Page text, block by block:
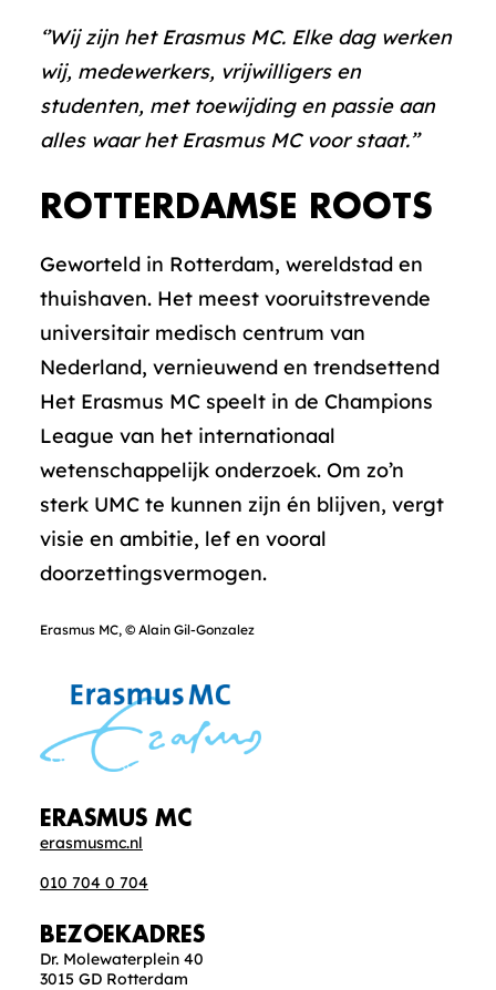
ERASMUS MC
erasmusmc.nl
010 704 0 704
BEZOEKADRES
Dr. Molewaterplein 40
3015 GD Rotterdam
‘’Wij zijn het Erasmus MC. Elke dag werken
wij, medewerkers, vrijwilligers en
studenten, met toewijding en passie aan
alles waar het Erasmus MC voor staat.’’
ROTTERDAMSE ROOTS
Geworteld in Rotterdam, wereldstad en
thuishaven. Het meest vooruitstrevende
universitair medisch centrum van
Nederland, vernieuwend en trendsettend
Het Erasmus MC speelt in de Champions
League van het internationaal
wetenschappelijk onderzoek. Om zo’n
sterk UMC te kunnen zijn én blijven, vergt
visie en ambitie, lef en vooral
doorzettingsvermogen.
Erasmus MC, © Alain Gil-Gonzalez